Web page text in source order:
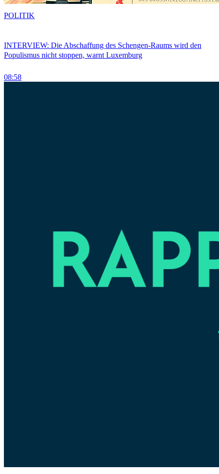
INTERVIEW: Die Abschaffung des Schengen-Raums wird den
Populismus nicht stoppen, warnt Luxemburg
08:58
POLITIK